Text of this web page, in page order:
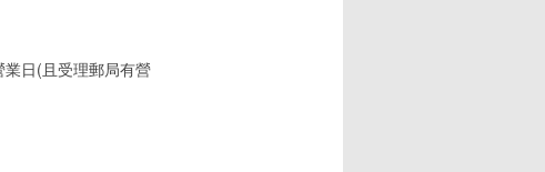
日(且受理郵局有營